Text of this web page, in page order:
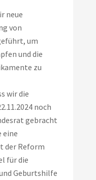
neue
von
um
und die
zu
wir die
noch
gebracht
eine
der Reform
für die
Geburtshilfe